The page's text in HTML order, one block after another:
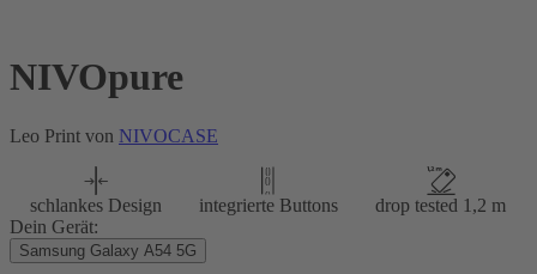
NIVOpure
Leo Print von NIVOCASE
schlankes Design integrierte Buttons
drop tested 1,2 m
Dein Gerät:
Samsung Galaxy A54 5G